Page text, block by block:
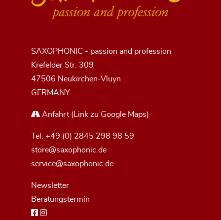
SAXOPHONIC - passion and profession
Krefelder Str. 309
47506 Neukirchen-Vluyn
GERMANY
Anfahrt(Link zu Google Maps)
Tel. +49 (0) 2845 298 98 59
store@saxophonic.de
service@saxophonic.de
Newsletter
Beratungstermin